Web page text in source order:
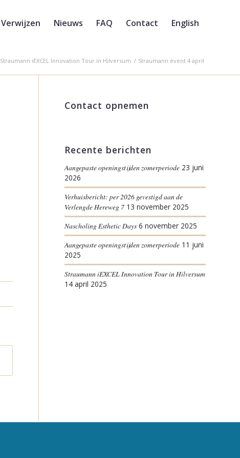
Verwijzen Nieuws FAQ Contact English
Straumann iEXCEL Innovation Tour in Hilversum / Straumann event 4 april
Contact opnemen
Recente berichten
Aangepaste openingstijden zomerperiode 23 juni
2026
Verhuisbericht: per 2026 gevestigd aan de
Verlengde Hereweg 7 13 november 2025
Nascholing Esthetic Days 6 november 2025
Aangepaste openingstijden zomerperiode 11 juni
2025
Straumann iEXCEL Innovation Tour in Hilversum
14 april 2025